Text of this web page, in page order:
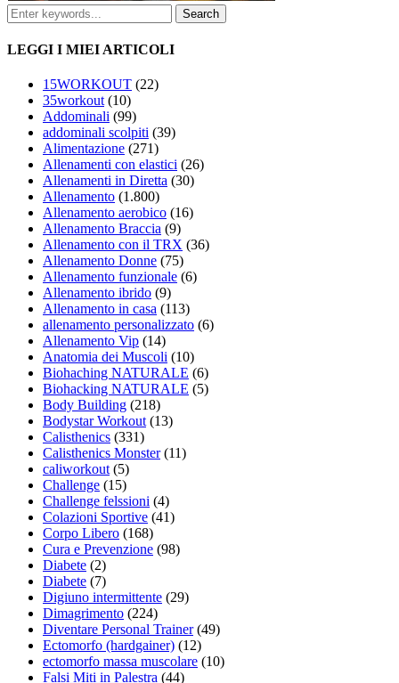
LEGGI I MIEI ARTICOLI
15WORKOUT (22)
35workout (10)
Addominali (99)
addominali scolpiti (39)
Alimentazione (271)
Allenamenti con elastici (26)
Allenamenti in Diretta (30)
Allenamento (1.800)
Allenamento aerobico (16)
Allenamento Braccia (9)
Allenamento con il TRX (36)
Allenamento Donne (75)
Allenamento funzionale (6)
Allenamento ibrido (9)
Allenamento in casa (113)
allenamento personalizzato (6)
Allenamento Vip (14)
Anatomia dei Muscoli (10)
Biohaching NATURALE (6)
Biohacking NATURALE (5)
Body Building (218)
Bodystar Workout (13)
Calisthenics (331)
Calisthenics Monster(11)
caliworkout (5)
Challenge (15)
Challenge felssioni (4)
Colazioni Sportive (41)
Corpo Libero (168)
Cura e Prevenzione (98)
Diabete (2)
Diabete (7)
Digiuno intermittente (29)
Dimagrimento (224)
Diventare Personal Trainer(49)
Ectomorfo (hardgainer) (12)
ectomorfo massa muscolare (10)
Falsi Miti in Palestra (44)